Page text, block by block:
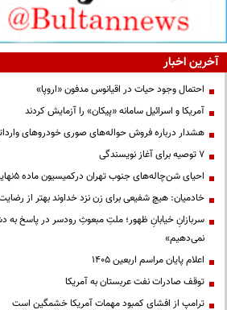
آخرین اخبار
احتمال وجود حیات در اقیانوس مدفون «اروپا»
آمریکا و اسرائیل سامانه «پیکان» را آزمایش کردند
هشدار درباره فروش حواله‌های صوری خودروهای
۷ توصیه برای آغاز نویسندگی
احیای شن‌چاله‌های جنوب تهران درکمیسیون ماده ۵نهایی شد
خادمیان: هیچ شفیعی برای زن نزد خداوند بهتر از
سربازانِ خیابانِ ظهور؛ ملتِ مبعوثِ رودسر در پاسخ به
نمی‌دهیم»
اعلام پایان مراسم اربعین ۱۴۰۵
توقف صادرات نفت عربستان به آمریکا
ترامپ از افشای کمبود مهمات آمریکا خشمگین است